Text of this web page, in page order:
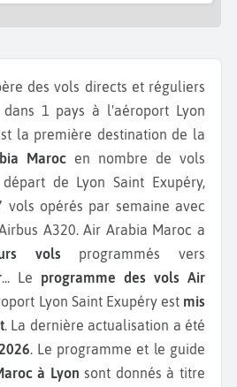
des vols directs et réguliers
dans 1 pays à l'aéroport Lyon
la première destination de la
Maroc en nombre de vols
de Lyon Saint Exupéry,
vols opérés par semaine avec
A320.Air Arabia Maroc a
vols programmés vers
... Le programme des vols Air
Lyon Saint Exupéry est mis
. La dernière actualisation a été
. Le programme et le guide
à Lyon sont donnés à titre